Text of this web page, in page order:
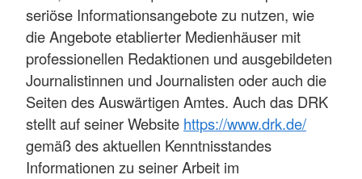
seriöse Informationsangebote zu nutzen, wie
die Angebote etablierter Medienhäuser mit
professionellen Redaktionen und ausgebildeten
Journalistinnen und Journalisten oder auch die
Seiten des Auswärtigen Amtes. Auch das DRK
stellt auf seiner Website https://www.drk.de/
gemäß des aktuellen Kenntnisstandes
Informationen zu seiner Arbeit im